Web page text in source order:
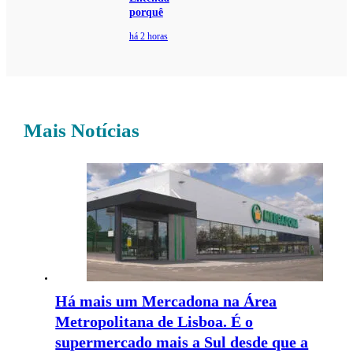
porquê
há 2 horas
Mais Notícias
Há mais um Mercadona na Área
Metropolitana de Lisboa. É o
supermercado mais a Sul desde que a